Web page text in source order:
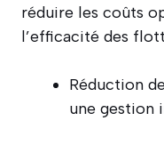
réduire les coûts
l’efficacité des
Réduction
une gestion